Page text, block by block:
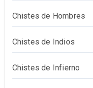
Chistes de Hombres
Chistes de Indios
Chistes de Infierno